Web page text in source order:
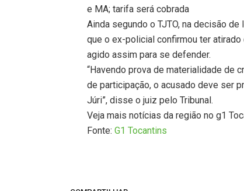
e MA; tarifa será cobrada
Ainda segundo o TJTO, na decisão
que o ex-policial confirmou ter
agido assim para se defender.
“Havendo prova de materialidade de
de participação, o acusado deve ser
Júri”, disse o juiz pelo Tribunal.
Veja mais notícias da região no g1
Fonte:G1 Tocantins